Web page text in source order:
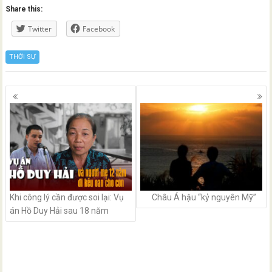
Share this:
Twitter Facebook
THỜI SỰ
Posts
navigation
Khi công lý cần được soi lại: Vụ
án Hồ Duy Hải sau 18 năm
Châu Á hậu “kỷ nguyên Mỹ”